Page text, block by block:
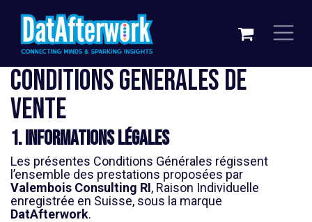
Skip to Content
CONDITIONS GENERALES DE
VENTE
1. Informations légales
Les présentes Conditions Générales régissent
l’ensemble des prestations proposées par
Valembois Consulting RI, Raison Individuelle
enregistrée en Suisse, sous la marque
DatAfterwork.